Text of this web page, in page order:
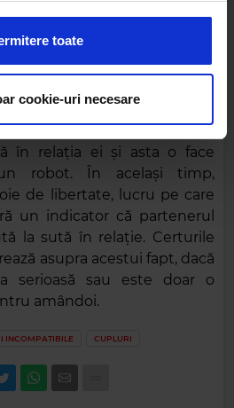
le oferim partenerilor de
site-ul nostru. Aceștia le
oferite de dvs. sau culese
toate
cookie-uri necesare
în relația ei și asta o face
robot. În același timp,
de libertate, lucru pe care
un indicator că partenerul
la sută în relație. Certurile
asupra acestui fapt, dacă
serioasă sau este doar o
amândoi.
INCOMPATIBILE CUPLURI